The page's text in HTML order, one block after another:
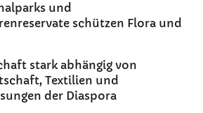
und
schützen Flora und
stark abhängig von
Textilien und
der Diaspora